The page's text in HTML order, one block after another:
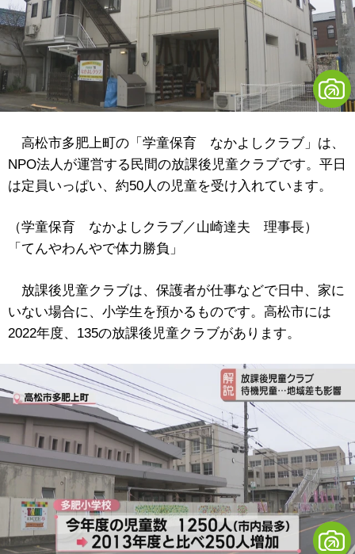
高松市多肥上町の「学童保育 なかよしクラブ」は、
NPO法人が運営する民間の放課後児童クラブです。平日
は定員いっぱい、約50人の児童を受け入れています。
（学童保育 なかよしクラブ／山崎達夫 理事長）
「てんやわんやで体力勝負」
放課後児童クラブは、保護者が仕事などで日中、家に
いない場合に、小学生を預かるものです。高松市には
2022年度、135の放課後児童クラブがあります。